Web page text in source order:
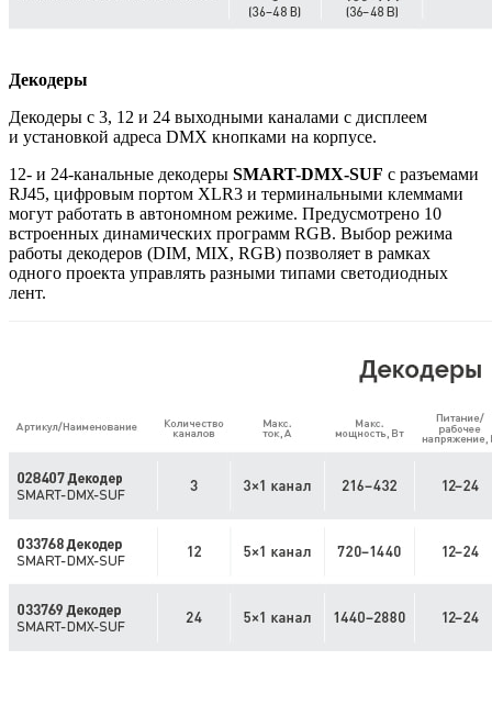
Декодеры
Декодеры с 3, 12 и 24 выходными каналами с дисплеем
и установкой адреса DMX кнопками на корпусе.
12- и 24-канальные декодеры SMART-DMX-SUF с разъемами
RJ45, цифровым портом XLR3 и терминальными клеммами
могут работать в автономном режиме. Предусмотрено 10
встроенных динамических программ RGB. Выбор режима
работы декодеров (DIM, MIX, RGB) позволяет в рамках
одного проекта управлять разными типами светодиодных
лент.